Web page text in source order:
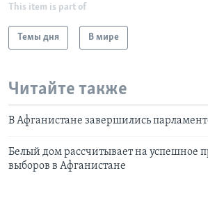
This item is part of
Темы дня В мире
Читайте также
В Афганистане завершились
Белый дом рассчитывает на успешное
выборов в Афганистане